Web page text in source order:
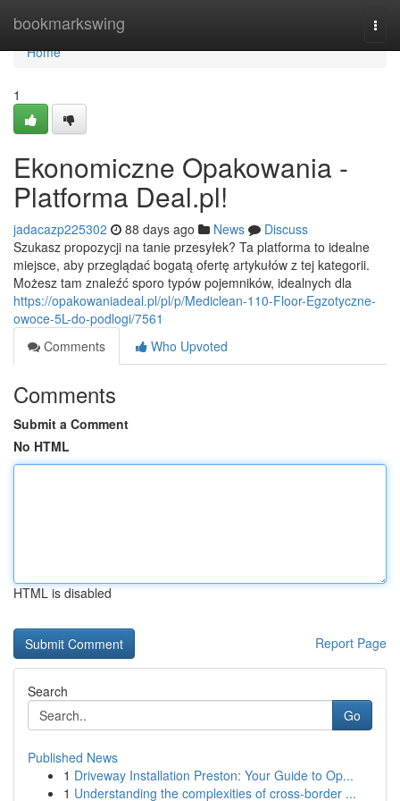
bookmarkswing
Home
Home
1
Ekonomiczne Opakowania -
Platforma Deal.pl!
jadacazp225302 88 days ago News
Discuss
Szukasz propozycji na tanie przesyłek? Ta platforma to idealne
miejsce, aby przeglądać bogatą ofertę artykułów z tej kategorii.
Możesz tam znaleźć sporo typów pojemników, idealnych dla
https://opakowaniadeal.pl/pl/p/Mediclean-110-Floor-Egzotyczne-
owoce-5L-do-podlogi/7561
Comments
Who Upvoted
Comments
Submit a Comment
No HTML
HTML is disabled
Report Page
Search
Go
Published News
1 Driveway Installation Preston: Your Guide to Op...
1 Understanding the complexities of cross-border ...